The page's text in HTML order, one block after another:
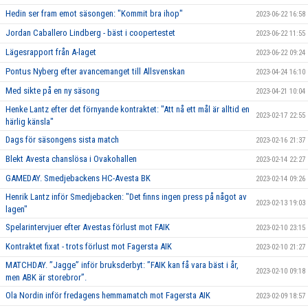
Hedin ser fram emot säsongen: "Kommit bra ihop" 2023-06-22 16:58
Jordan Caballero Lindberg - bäst i coopertestet 2023-06-22 11:55
Lägesrapport från A-laget 2023-06-22 09:24
Pontus Nyberg efter avancemanget till Allsvenskan 2023-04-24 16:10
Med sikte på en ny säsong 2023-04-21 10:04
Henke Lantz efter det förnyande kontraktet: "Att nå ett mål är alltid en
härlig känsla"
2023-02-17 22:55
Dags för säsongens sista match 2023-02-16 21:37
Blekt Avesta chanslösa i Ovakohallen 2023-02-14 22:27
GAMEDAY. Smedjebackens HC-Avesta BK 2023-02-14 09:26
Henrik Lantz inför Smedjebacken: "Det finns ingen press på något av
lagen"
2023-02-13 19:03
Spelarintervjuer efter Avestas förlust mot FAIK 2023-02-10 23:15
Kontraktet fixat - trots förlust mot Fagersta AIK 2023-02-10 21:27
MATCHDAY. ”Jagge” inför bruksderbyt: ”FAIK kan få vara bäst i år,
men ABK är storebror”.
2023-02-10 09:18
Ola Nordin inför fredagens hemmamatch mot Fagersta AIK 2023-02-09 18:57